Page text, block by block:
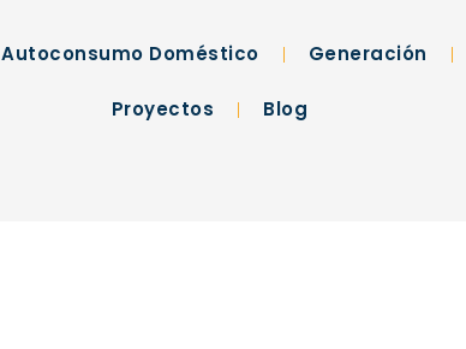
Autoconsumo Doméstico Generación
Proyectos Blog